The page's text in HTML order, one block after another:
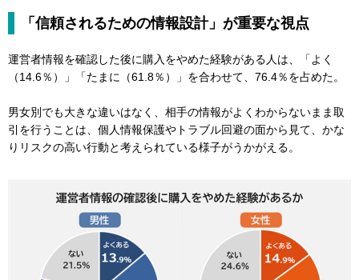
「信頼されるための情報設計」が重要な視点
運営者情報を確認した後に購入をやめた経験がある人は、「よく
（14.6％）」「たまに（61.8％）」を合わせて、76.4％を占めた。
男女別でも大きな違いはなく、相手の情報がよくわからないまま取
引を行うことは、個人情報保護やトラブル回避の面から見て、かな
りリスクの高い行動と考えられている様子がうかがえる。